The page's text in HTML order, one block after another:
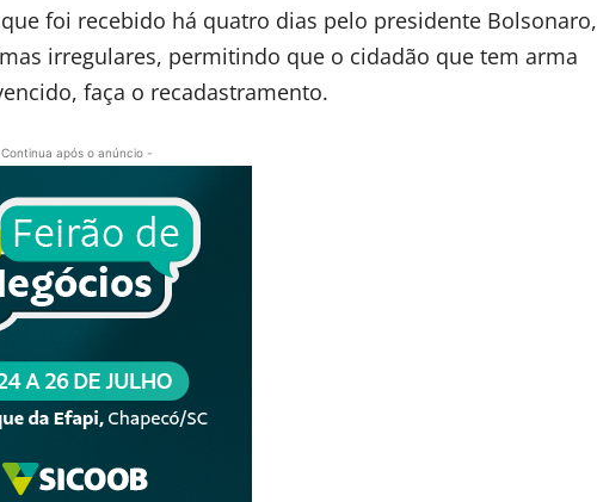
foi recebido há quatro dias pelo presidente Bolsonaro,
irregulares, permitindo que o cidadão que tem arma
faça o recadastramento.
após o anúncio -